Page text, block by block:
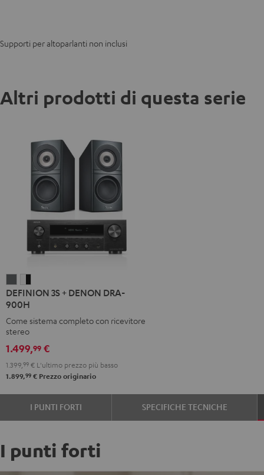
Supporti per altoparlanti non inclusi
Altri prodotti di questa serie
3S
+
DENON
DRA-
900H
Antracite
3S
DENON
900H
Bianco
/
nero
DEFINION 3S + DENON DRA-
900H
Come sistema completo con ricevitore
stereo
1.499,99 €
1.399, 99 € L'ultimo prezzo più basso
1.899,99 € Prezzo originario
I PUNTI FORTI SPECIFICHE TECNICHE
I punti forti